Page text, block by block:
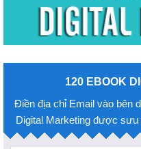
120 EBOOK
Điền địa chỉ Email vào bên
Digital Marketing được